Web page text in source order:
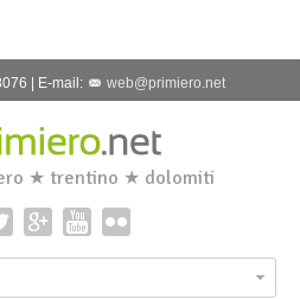
| E-mail: web@primiero.net
★ trentino ★ dolomiti